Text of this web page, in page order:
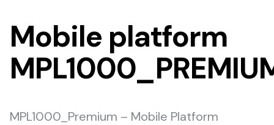
Mobile platform
MPL1000_Premium – Mobile Platform